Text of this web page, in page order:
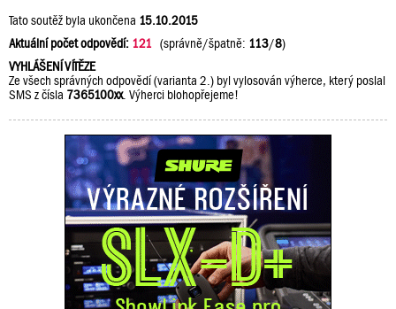
Tato soutěž byla ukončena 15.10.2015
Aktuální počet odpovědí: 121 (správně/špatně: 113/8)
VYHLÁŠENÍ VÍTĚZE
Ze všech správných odpovědí (varianta 2.) byl vylosován výherce, který poslal
SMS z čísla 7365100xx. Výherci blohopřejeme!